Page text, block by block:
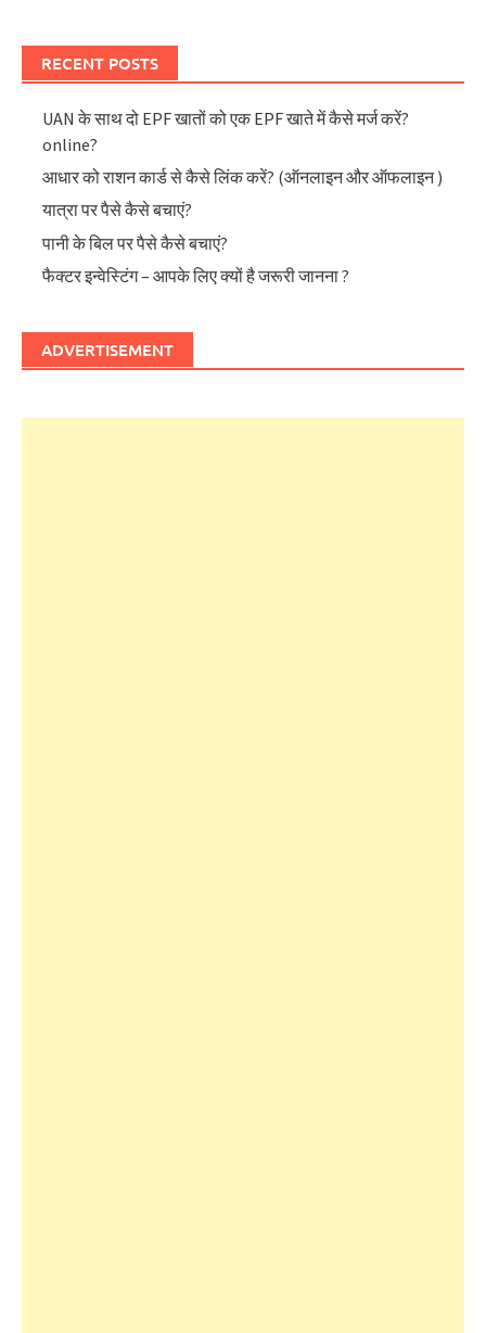
RECENT POSTS
UAN के साथ दो EPF खातों को एक EPF खाते में कैसे मर्ज करें?
online?
आधार को राशन कार्ड से कैसे लिंक करें? (ऑनलाइन और ऑफलाइन )
यात्रा पर पैसे कैसे बचाएं?
पानी के बिल पर पैसे कैसे बचाएं?
फैक्टर इन्वेस्टिंग – आपके लिए क्यों है जरूरी जानना ?
ADVERTISEMENT